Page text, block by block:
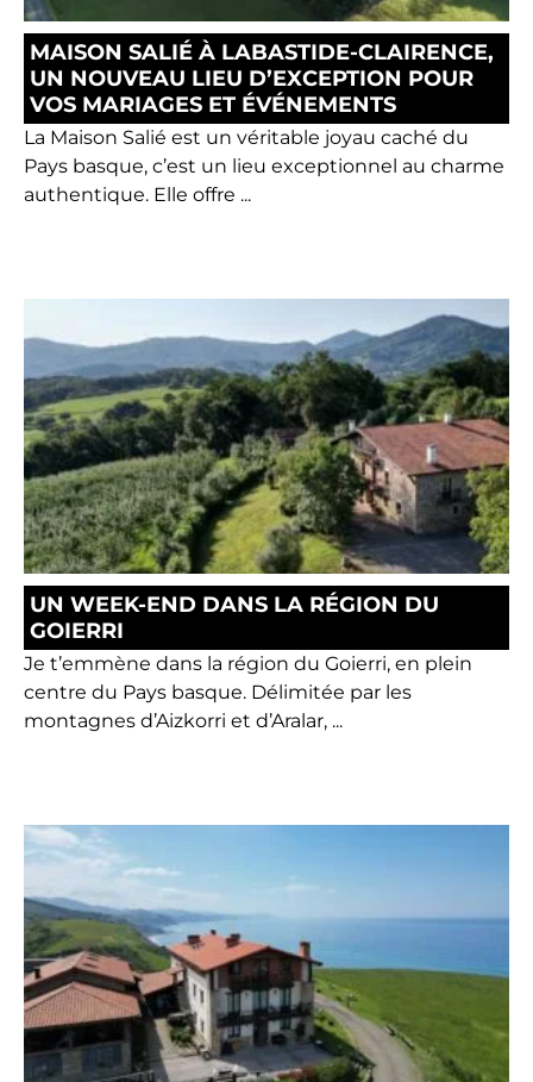
MAISON SALIÉ À LABASTIDE-CLAIRENCE,
UN NOUVEAU LIEU D’EXCEPTION POUR
VOS MARIAGES ET ÉVÉNEMENTS
La Maison Salié est un véritable joyau caché du
Pays basque, c’est un lieu exceptionnel au charme
authentique. Elle offre ...
UN WEEK-END DANS LA RÉGION DU
GOIERRI
Je t’emmène dans la région du Goierri, en plein
centre du Pays basque. Délimitée par les
montagnes d’Aizkorri et d’Aralar, ...